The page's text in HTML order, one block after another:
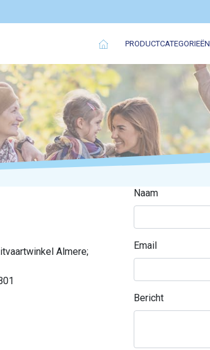
PRODUCTCATEGORIEËN
Almere;
Naam
Email
Bericht